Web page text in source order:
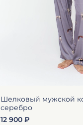
Шелковый мужской
серебро
12 900 ₽